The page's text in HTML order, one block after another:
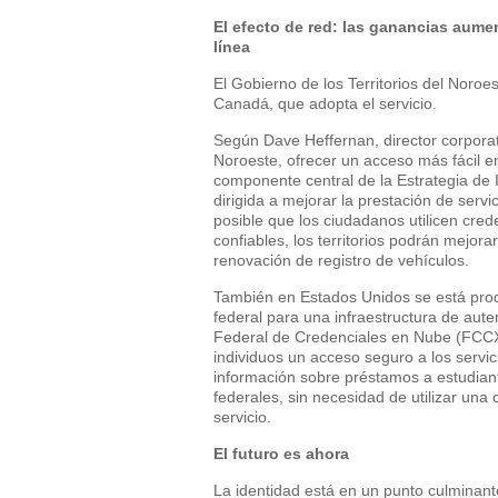
El efecto de red: las ganancias
línea
El Gobierno de los Territorios del
Canadá, que adopta el servicio.
Según Dave Heffernan, director
Noroeste, ofrecer un acceso más fácil
componente central de la Estrategia
dirigida a mejorar la prestación de
posible que los ciudadanos utilicen
confiables, los territorios podrán
renovación de registro de vehículos.
También en Estados Unidos se está
federal para una infraestructura de
Federal de Credenciales en Nube
individuos un acceso seguro a los
información sobre préstamos a
federales, sin necesidad de utilizar una
servicio.
El futuro es ahora
La identidad está en un punto